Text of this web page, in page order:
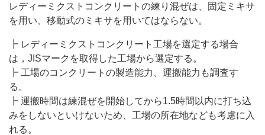
レディーミクストコンクリートの練り混ぜは、固定ミキサ
を用い、移動式のミキサを用いてはならない。
┣ レディーミクストコンクリート工場を選定する場合
は，JISマークを取得した工場から選定する。
┣ 工場のコンクリートの製造能力、運搬能力も調査す
る。
┣ 運搬時間は練混ぜを開始してから1.5時間以内に打ち込
みをしないといけないため、工場の所在地なども考慮に入
れる。